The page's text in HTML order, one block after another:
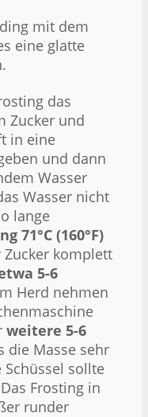
mit dem
eine glatte
das
Zucker und
in eine
und dann
Wasser
Wasser nicht
lange
71°C (160°F)
komplett
5-6
Herd nehmen
weitere 5-6
die Masse sehr
sollte
Frosting in
runder